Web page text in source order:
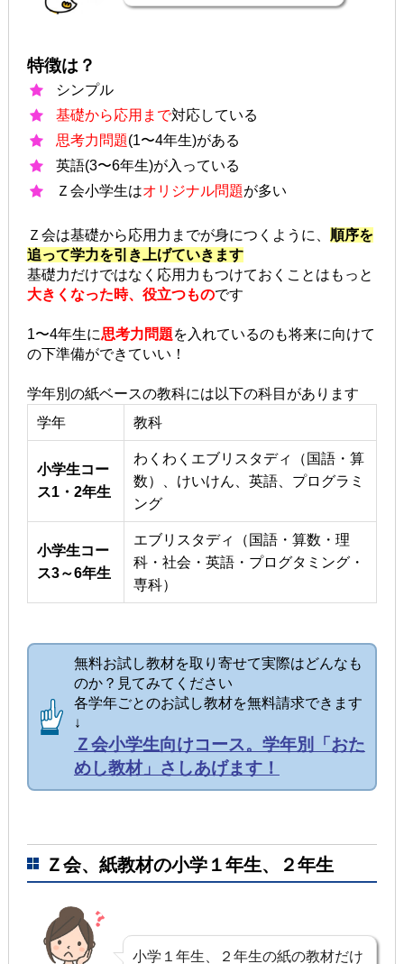
特徴は？
シンプル
基礎から応用まで対応している
思考力問題(1〜4年生)がある
英語(3〜6年生)が入っている
Ｚ会小学生はオリジナル問題が多い
Ｚ会は基礎から応用力までが身につくように、 順序を
追って学力を引き上げていきます
基礎力だけではなく応用力もつけておくことはもっと
大きくなった時、役立つものです
1〜4年生に思考力問題を入れているのも将来に向けて
の下準備ができていい！
学年別の紙ベースの教科には以下の科目があります
学年
教科
小学生コー
ス1・2年生
わくわくエブリスタディ（国語・算
数）、けいけん、英語、プログラミ
ング
小学生コー
ス3～6年生
エブリスタディ（国語・算数・理
科・社会・英語・プログタミング・
専科）
無料お試し教材を取り寄せて実際はどんなも
のか？見てみてください
各学年ごとのお試し教材を無料請求できます
↓
Ｚ会小学生向けコース。学年別「おた
めし教材」さしあげます！
Ｚ会、紙教材の小学１年生、２年生
小学１年生、２年生の紙の教材だけ